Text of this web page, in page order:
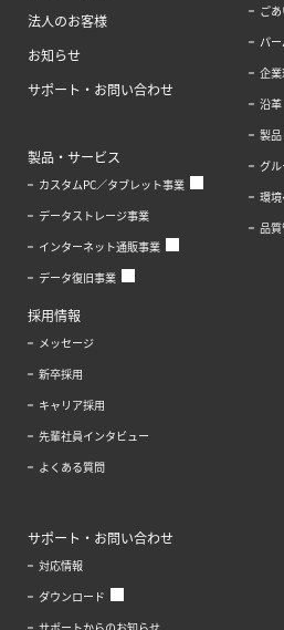
法人のお客様
お知らせ
サポート・お問い合わせ
製品・サービス
カスタムPC／タブレット事業
データストレージ事業
インターネット通販事業
データ復旧事業
ご
パ
企
沿革
製
グ
環
品
採用情報
メッセージ
新卒採用
キャリア採用
先輩社員インタビュー
よくある質問
サポート・お問い合わせ
対応情報
ダウンロード